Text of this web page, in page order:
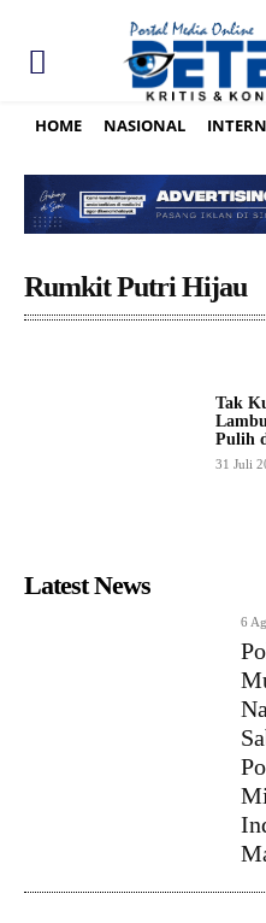
HOME NASIONAL
Rumkit Putri Hijau
Tak
Pulih
31 Juli
Latest News
6